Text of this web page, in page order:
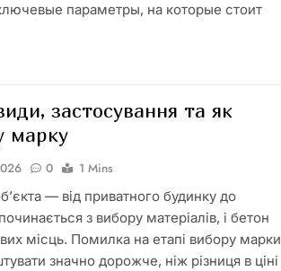
параметры, на которые стоит
застосування та як
марку
0
1 Mins
— від приватного будинку до
з вибору матеріалів, і бетон
місць. Помилка на етапі вибору марки
значно дорожче, ніж різниця в ціні